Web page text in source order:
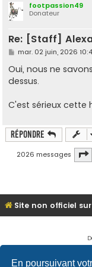
En poursuivant
footpassion49
Donateur
Re: [Staff]
M
s
s
a
mar. 02 juin, 2026
Oui, nous ne
dessus.
C'est sérieux cette
Répondre
2026 messages
Site non officiel